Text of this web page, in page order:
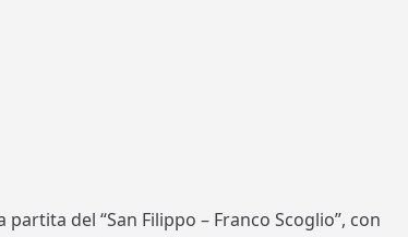
partita del “San Filippo – Franco Scoglio”, con